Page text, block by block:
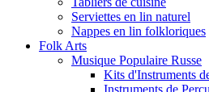
Serviettes en lin naturel
Nappes en lin folkloriques
Folk Arts
Musique Populaire Russe
Kits d'Instruments
Instruments de